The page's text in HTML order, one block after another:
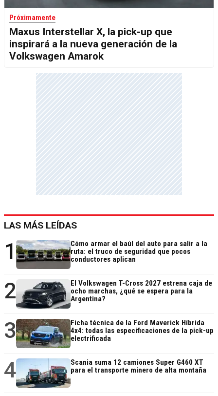
Próximamente
Maxus Interstellar X, la pick-up que
inspirará a la nueva generación de la
Volkswagen Amarok
LAS MÁS LEÍDAS
1
Cómo armar el baúl del auto para salir a la
ruta: el truco de seguridad que pocos
conductores aplican
2
El Volkswagen T-Cross 2027 estrena caja de
ocho marchas, ¿qué se espera para la
Argentina?
3
Ficha técnica de la Ford Maverick Híbrida
4x4: todas las especificaciones de la pick-up
electrificada
4
Scania suma 12 camiones Super G460 XT
para el transporte minero de alta montaña